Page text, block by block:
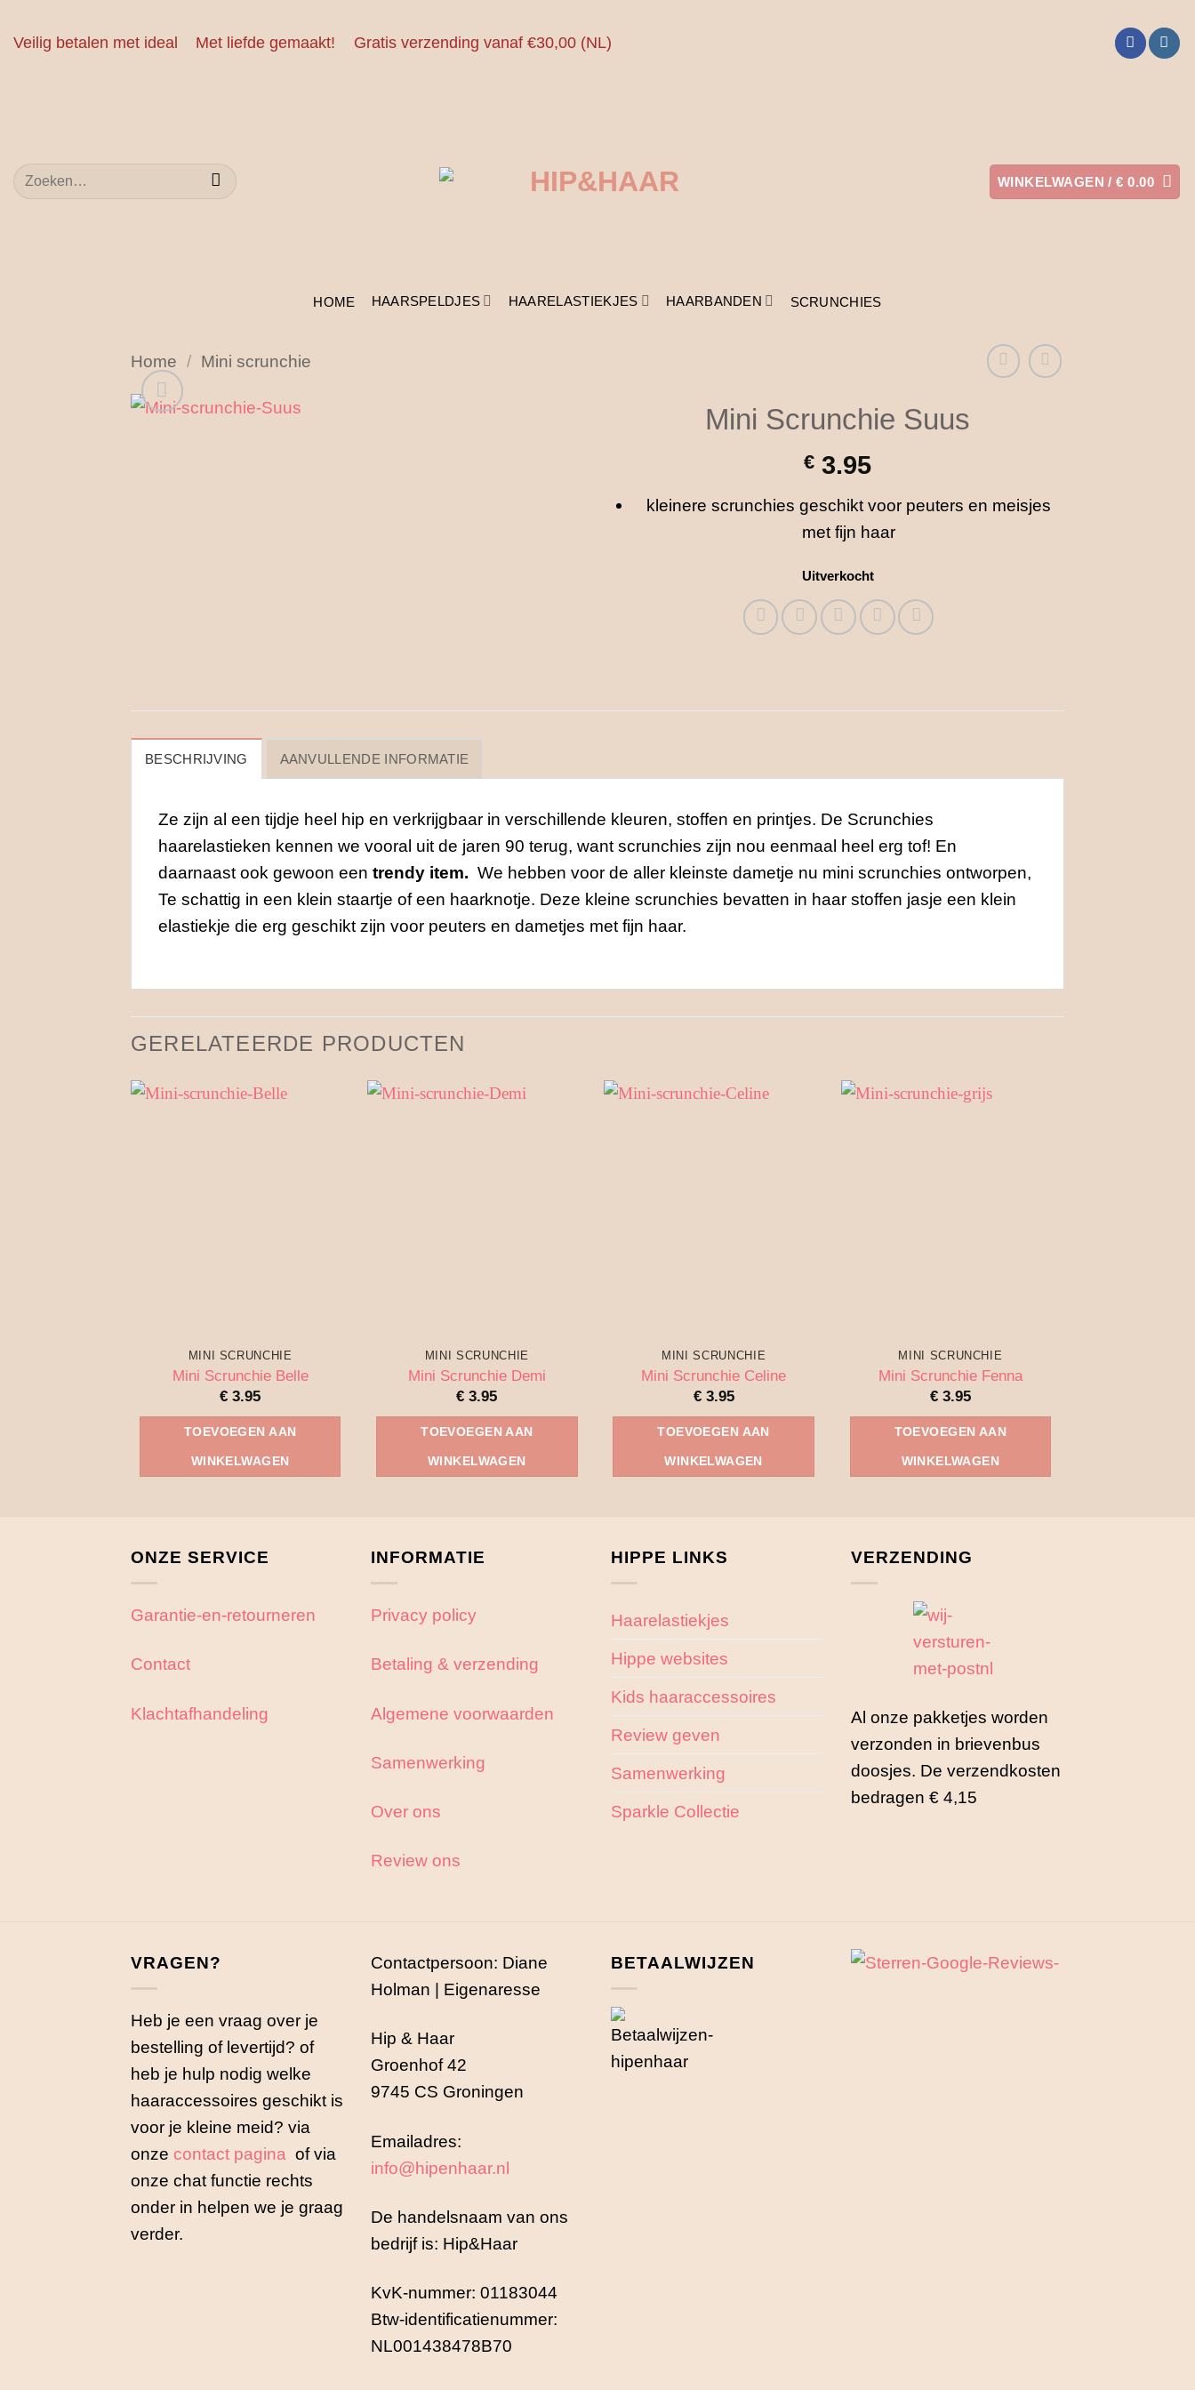
naar
Veilig betalen met ideal Met liefde gemaakt! Gratis verzending vanaf €30,00 (NL)
Zoeken
naar:
WINKELWAGEN /€ 0.00
HOME HAARSPELDJES HAARELASTIEKJES HAARBANDEN SCRUNCHIES
Home / Mini scrunchie
Mini Scrunchie Suus
€ 3.95
kleinere scrunchies geschikt voor peuters en meisjes
met fijn haar
Uitverkocht
BESCHRIJVING AANVULLENDE INFORMATIE
Ze zijn al een tijdje heel hip en verkrijgbaar in verschillende kleuren, stoffen en printjes. De Scrunchies
haarelastieken kennen we vooral uit de jaren 90 terug, want scrunchies zijn nou eenmaal heel erg tof! En
daarnaast ook gewoon een trendy item. We hebben voor de aller kleinste dametje nu mini scrunchies ontworpen,
Te schattig in een klein staartje of een haarknotje. Deze kleine scrunchies bevatten in haar stoffen jasje een klein
elastiekje die erg geschikt zijn voor peuters en dametjes met fijn haar.
GERELATEERDE PRODUCTEN
MINI SCRUNCHIE
Mini Scrunchie Belle
€ 3.95
TOEVOEGEN AAN
WINKELWAGEN
MINI SCRUNCHIE
Mini Scrunchie Demi
€ 3.95
TOEVOEGEN AAN
WINKELWAGEN
MINI SCRUNCHIE
Mini Scrunchie Celine
€3.95
TOEVOEGEN AAN
WINKELWAGEN
MINI SCRUNCHIE
Mini Scrunchie Fenna
€3.95
TOEVOEGEN AAN
WINKELWAGEN
ONZE SERVICE
Garantie-en-retourneren
Contact
Klachtafhandeling
INFORMATIE
Privacy policy
Betaling & verzending
Algemene voorwaarden
Samenwerking
Over ons
Review ons
HIPPE LINKS
Haarelastiekjes
Hippe websites
Kids haaraccessoires
Review geven
Samenwerking
Sparkle Collectie
VERZENDING
Al onze pakketjes worden
verzonden in brievenbus
doosjes. De verzendkosten
bedragen € 4,15
VRAGEN?
Heb je een vraag over je
bestelling of levertijd? of
heb je hulp nodig welke
haaraccessoires geschikt is
voor je kleine meid? via
onze contact pagina of via
onze chat functie rechts
onder in helpen we je graag
verder.
Contactpersoon: Diane
Holman | Eigenaresse
Hip & Haar
Groenhof 42
9745 CS Groningen
Emailadres:
info@hipenhaar.nl
De handelsnaam van ons
bedrijf is: Hip&Haar
KvK-nummer: 01183044
Btw-identificatienummer:
NL001438478B70
BETAALWIJZEN